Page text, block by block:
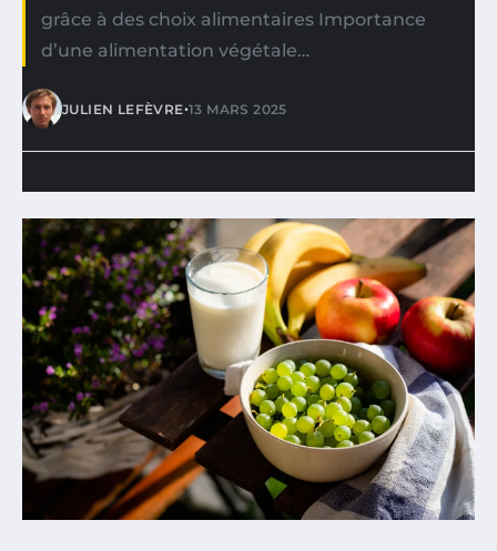
grâce à des choix alimentaires Importance
d’une alimentation végétale…
JULIEN LEFÈVRE•13 MARS 2025